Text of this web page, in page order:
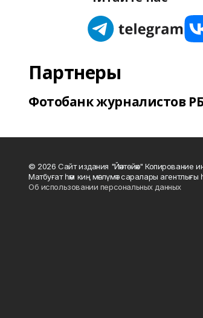
Партнеры
Фотобанк журналистов
© 2026 Сайт издания "Йәнтөйәк"
Матбуғат һәм киң мәғлүмәт саралары агентлығы
Об использовании персональных данных